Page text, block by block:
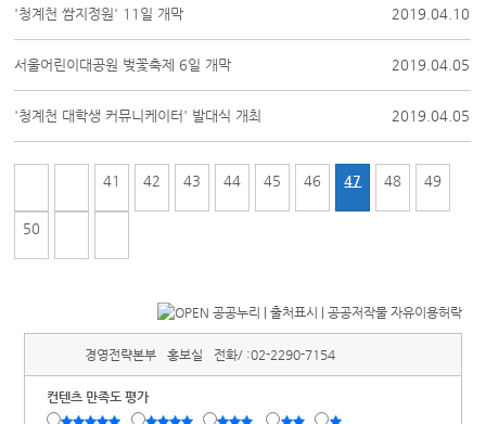
'청계천 쌈지정원' 11일 개막 2019.04.10
서울어린이대공원 벚꽃축제 6일 개막 2019.04.05
'청계천 대학생 커뮤니케이터' 발대식 개최 2019.04.05
41 42 43 44 45 46 47 48 49
50
경영전략본부 홍보실 전화/ :02-2290-7154
컨텐츠 만족도 평가